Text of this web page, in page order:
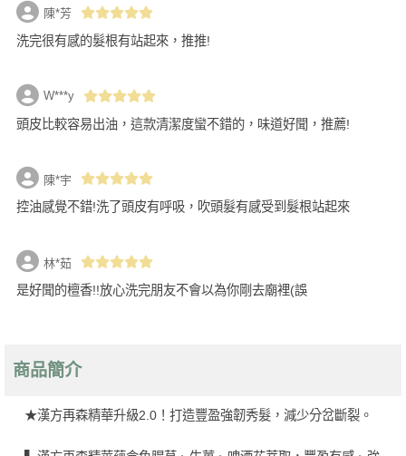
陳*芳
洗完很有感的髮根有站起來，推推!
W***y
頭皮比較容易出油，這款清潔度蠻不錯的，味道好聞，推薦!
陳*宇
控油感覺不錯!洗了頭皮有呼吸，吹頭髮有感受到髮根站起來
林*茹
是好聞的檀香!!放心洗完朋友不會以為你剛去廟裡(誤
商品簡介
★漢方再森精華升級2.0！打造豐盈強韌秀髮，減少分岔斷裂。